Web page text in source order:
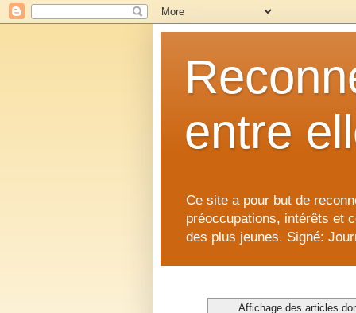
entre
Ce site a pour but de
préoccupations, intérêts et
des plus jeunes. Signé:
Affichage des articles